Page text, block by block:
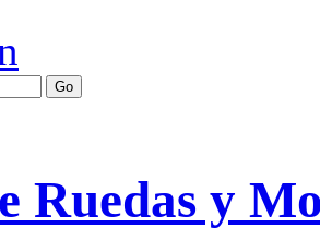
Ruedas y